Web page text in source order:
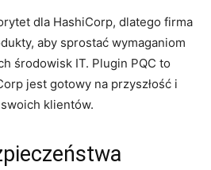
dla ⁤HashiCorp, dlatego firma
aby ‍sprostać wymaganiom
środowisk IT. Plugin PQC to
jest gotowy ⁣na przyszłość i
klientów.